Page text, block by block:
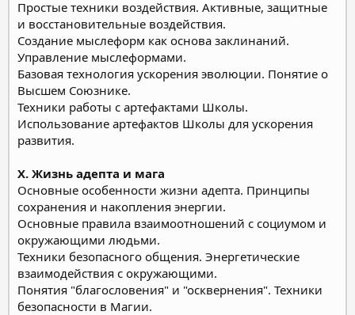
Простые техники воздействия. Активные, защитные
и восстановительные воздействия.
Создание мыслеформ как основа заклинаний.
Управление мыслеформами.
Базовая технология ускорения эволюции. Понятие о
Высшем Союзнике.
Техники работы с артефактами Школы.
Использование артефактов Школы для ускорения
развития.
X. Жизнь адепта и мага
Основные особенности жизни адепта. Принципы
сохранения и накопления энергии.
Основные правила взаимоотношений с социумом и
окружающими людьми.
Техники безопасного общения. Энергетические
взаимодействия с окружающими.
Понятия "благословения" и "осквернения". Техники
безопасности в Магии.